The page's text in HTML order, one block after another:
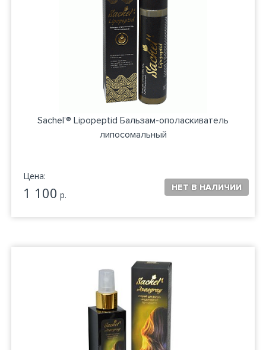
Sachel’® Lipopeptid Бальзам-ополаскиватель
липосомальный
Цена:
1 100 р.